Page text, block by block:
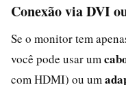
Conexão via DVI
Se o monitor tem
você pode usar um
com HDMI) ou um